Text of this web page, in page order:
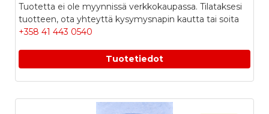
Tuotetta ei ole myynnissä verkkokaupassa. Tilataksesi
tuotteen, ota yhteyttä kysymysnapin kautta tai soita
+358 41 443 0540
Tuotetiedot